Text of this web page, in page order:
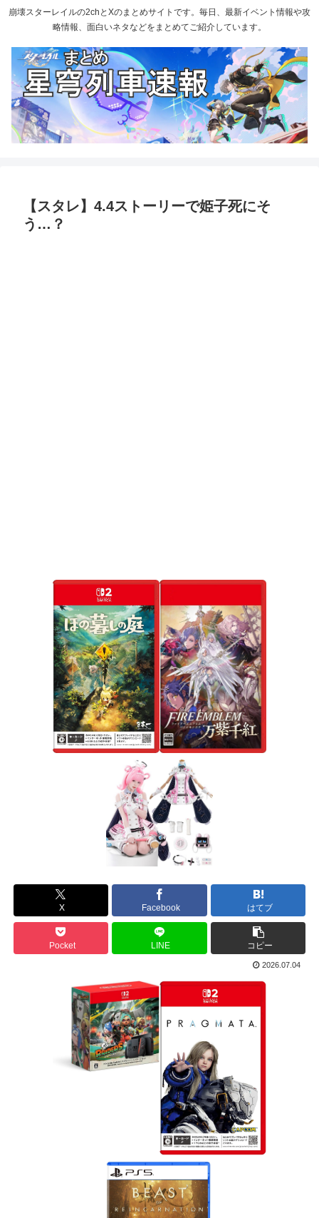
崩壊スターレイルの2chとXのまとめサイトです。毎日、最新イベント情報や攻
略情報、面白いネタなどをまとめてご紹介しています。
【スタレ】4.4ストーリーで姫子死にそ
う…？
X Facebook はてブ
Pocket LINE コピー
2026.07.04